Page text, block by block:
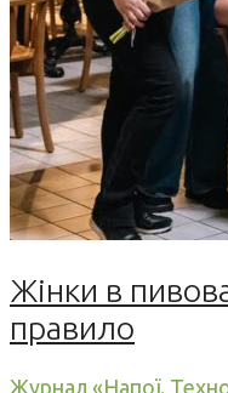
Жінки в
правило
Журнал «Напої.